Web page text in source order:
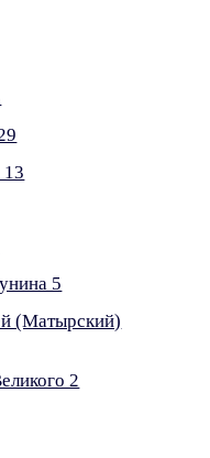
5
(Матырский)
2